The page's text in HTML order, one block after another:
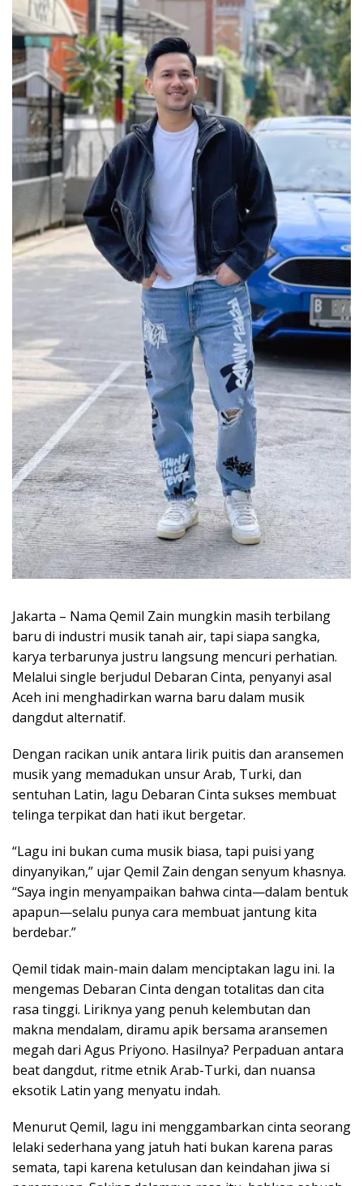
Jakarta – Nama Qemil Zain mungkin masih terbilang
baru di industri musik tanah air, tapi siapa sangka,
karya terbarunya justru langsung mencuri perhatian.
Melalui single berjudul Debaran Cinta, penyanyi asal
Aceh ini menghadirkan warna baru dalam musik
dangdut alternatif.
Dengan racikan unik antara lirik puitis dan aransemen
musik yang memadukan unsur Arab, Turki, dan
sentuhan Latin, lagu Debaran Cinta sukses membuat
telinga terpikat dan hati ikut bergetar.
“Lagu ini bukan cuma musik biasa, tapi puisi yang
dinyanyikan,” ujar Qemil Zain dengan senyum khasnya.
“Saya ingin menyampaikan bahwa cinta—dalam bentuk
apapun—selalu punya cara membuat jantung kita
berdebar.”
Qemil tidak main-main dalam menciptakan lagu ini. Ia
mengemas Debaran Cinta dengan totalitas dan cita
rasa tinggi. Liriknya yang penuh kelembutan dan
makna mendalam, diramu apik bersama aransemen
megah dari Agus Priyono. Hasilnya? Perpaduan antara
beat dangdut, ritme etnik Arab-Turki, dan nuansa
eksotik Latin yang menyatu indah.
Menurut Qemil, lagu ini menggambarkan cinta seorang
lelaki sederhana yang jatuh hati bukan karena paras
semata, tapi karena ketulusan dan keindahan jiwa si